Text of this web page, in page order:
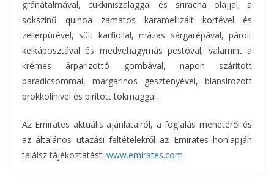
gránátalmával, cukkiniszalaggal és sriracha olajjal; a
sokszínű quinoa zamatos karamellizált körtével és
zellerpürével, sült karfiollal, mázas sárgarépával, párolt
kelkáposztával és medvehagymás pestóval; valamint a
krémes árparizottó gombával, napon szárított
paradicsommal, margarinos gesztenyével, blansírozott
brokkolinivel és pirított tökmaggal.
Az Emirates aktuális ajánlatairól, a foglalás menetéről és
az általános utazási feltételekről az Emirates honlapján
találsz tájékoztatást: www.emirates.com